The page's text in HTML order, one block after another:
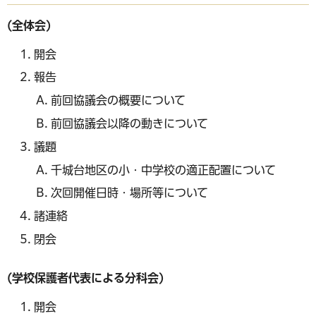
(全体会)
開会
報告
前回協議会の概要について
前回協議会以降の動きについて
議題
千城台地区の小・中学校の適正配置について
次回開催日時・場所等について
諸連絡
閉会
(学校保護者代表による分科会)
開会